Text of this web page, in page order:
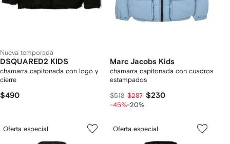
Nueva temporada
DSQUARED2 KIDS
chamarra capitonada con logo y
cierre
$490
Marc Jacobs Kids
chamarra capitonada con cuadros
estampados
$518 $287 $230
-45%-20%
Oferta especial Oferta especial